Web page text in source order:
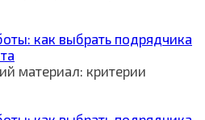
как выбрать подрядчика
материал: критерии